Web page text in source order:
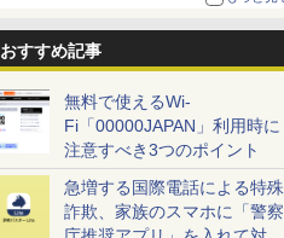
おすすめ記事
無料で使えるWi-
Fi「00000JAPAN」利用時に
注意すべき3つのポイント
急増する国際電話による特殊
詐欺、家族のスマホに「警察